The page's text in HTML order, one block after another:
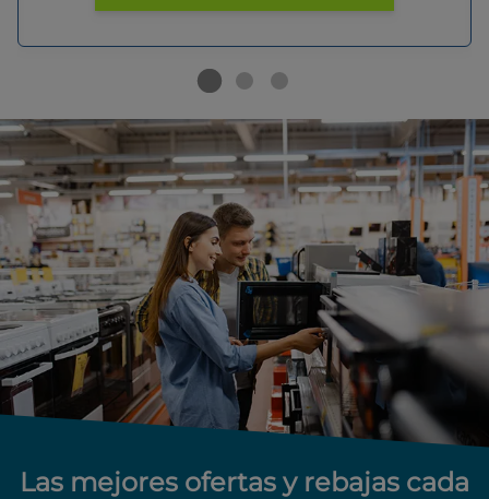
Las mejores ofertas y rebajas cada